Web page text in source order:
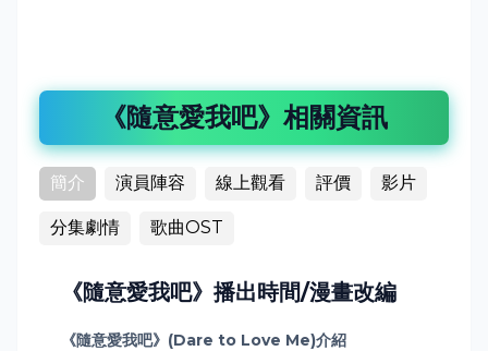
《隨意愛我吧》相關資訊
簡介 演員陣容 線上觀看 評價 影片
分集劇情 歌曲OST
《隨意愛我吧》播出時間/漫畫改編
《隨意愛我吧》(Dare to Love Me)介紹